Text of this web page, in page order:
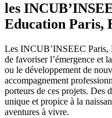
les
Education Paris,
Les INCUB’INSEEC Paris,
de favoriser l’émergence et
ou le développement de
accompagnement
porteurs de ces projets. Des
unique et propice à la
aventures à vivre.